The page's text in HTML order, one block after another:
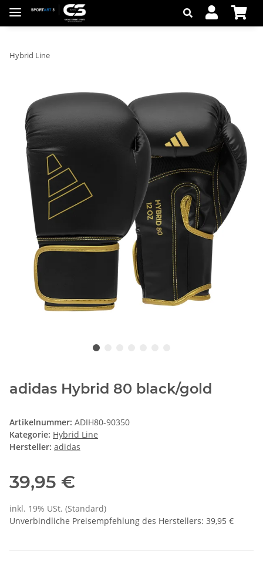
Hybrid Line
adidas Hybrid 80 black/gold
Artikelnummer: ADIH80-90350
Kategorie: Hybrid Line
Hersteller: adidas
39,95 €
inkl. 19% USt. (Standard)
Unverbindliche Preisempfehlung des Herstellers: 39,95 €